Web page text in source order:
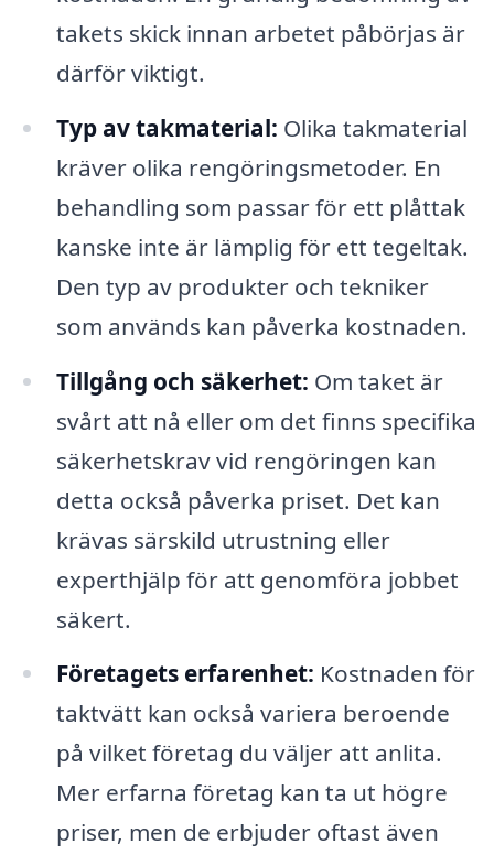
takets skick innan arbetet påbörjas är
därför viktigt.
Typ av takmaterial: Olika takmaterial
kräver olika rengöringsmetoder. En
behandling som passar för ett plåttak
kanske inte är lämplig för ett tegeltak.
Den typ av produkter och tekniker
som används kan påverka kostnaden.
Tillgång och säkerhet: Om taket är
svårt att nå eller om det finns specifika
säkerhetskrav vid rengöringen kan
detta också påverka priset. Det kan
krävas särskild utrustning eller
experthjälp för att genomföra jobbet
säkert.
Företagets erfarenhet: Kostnaden för
taktvätt kan också variera beroende
på vilket företag du väljer att anlita.
Mer erfarna företag kan ta ut högre
priser, men de erbjuder oftast även